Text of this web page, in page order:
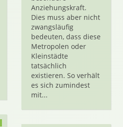
Anziehungskraft.
Dies muss aber nicht
zwangsläufig
bedeuten, dass diese
Metropolen oder
Kleinstädte
tatsächlich
existieren. So verhält
es sich zumindest
mit...